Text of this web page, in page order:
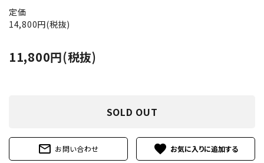
定価
14,800円(税抜)
11,800円(税抜)
SOLD OUT
mail_outline お問い合わせ favorite